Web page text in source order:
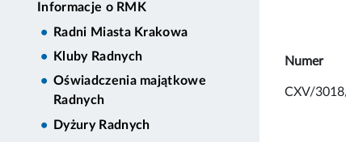
Informacje o RMK
Radni Miasta Krakowa
Kluby Radnych
Oświadczenia majątkowe
Radnych
Dyżury Radnych
Numer
CXV/